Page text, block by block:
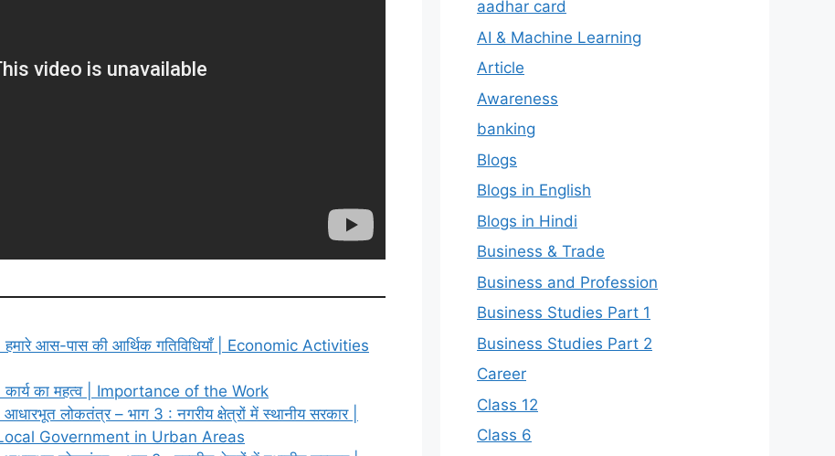
आस-पास की आर्थिक गतिविधियाँ | Economic Activities
का महत्व | Importance of the Work
लोकतंत्र – भाग 3 : नगरीय क्षेत्रों में स्थानीय सरकार |
Government in Urban Areas
aadhar card
AI & Machine Learning
Article
Awareness
banking
Blogs
Blogs in English
Blogs in Hindi
Business & Trade
Business and Profession
Business Studies Part 1
Business Studies Part 2
Career
Class 12
Class 6